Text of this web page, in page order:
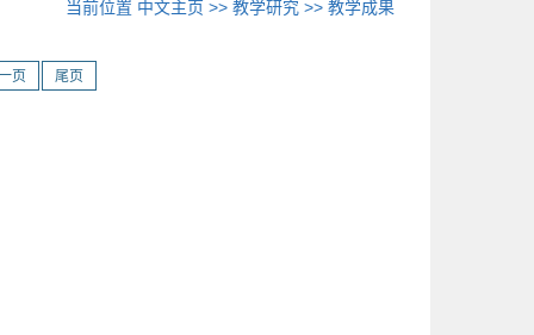
当前位置 中文主页 >>教学研究 >>教学成果
页 尾页